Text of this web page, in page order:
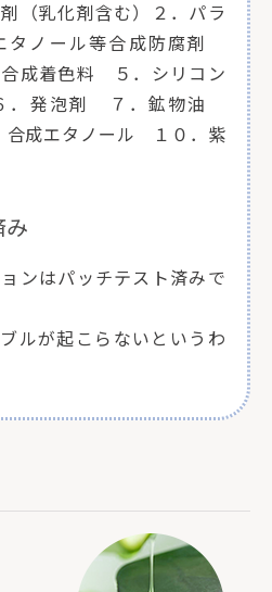
（乳化剤含む）２．パラ
タノール等合成防腐剤
成着色料 ５．シリコン
．発泡剤 ７．鉱物油
成エタノール １０．紫
み
ンはパッチテスト済みで
ルが起こらないというわ